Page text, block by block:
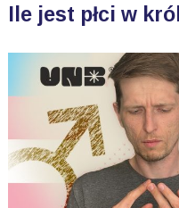
Ile jest płci w